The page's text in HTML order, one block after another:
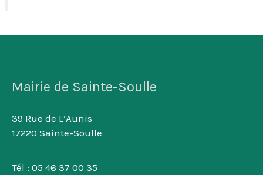
Mairie de Sainte-Soulle
39 Rue de L’Aunis
17220 Sainte-Soulle
Tél : 05 46 37 00 35